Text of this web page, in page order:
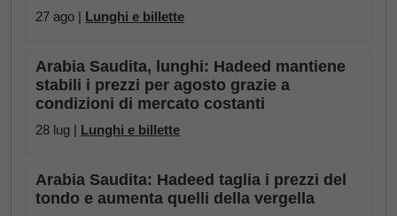
27 ago | Lunghi e billette
Arabia Saudita, lunghi: Hadeed mantiene
stabili i prezzi per agosto grazie a
condizioni di mercato costanti
28 lug | Lunghi e billette
Arabia Saudita: Hadeed taglia i prezzi del
tondo e aumenta quelli della vergella